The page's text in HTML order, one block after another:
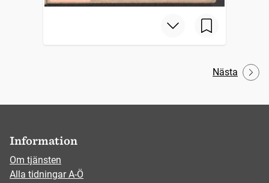
Nästa
Information
Om tjänsten
Alla tidningar A-Ö